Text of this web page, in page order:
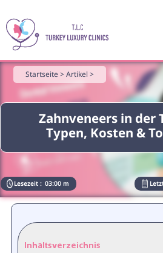
Zahnveneers in der
Typen, Kosten &
Startseite >Artikel >
Lesezeit : 03:00 m
Inhaltsverzeichnis